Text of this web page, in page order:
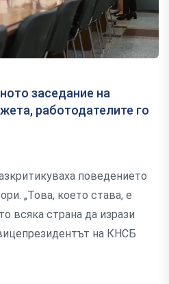
заседание на
работодателите го
поведението
„Това, което става, е
всяка страна да изрази
на КНСБ